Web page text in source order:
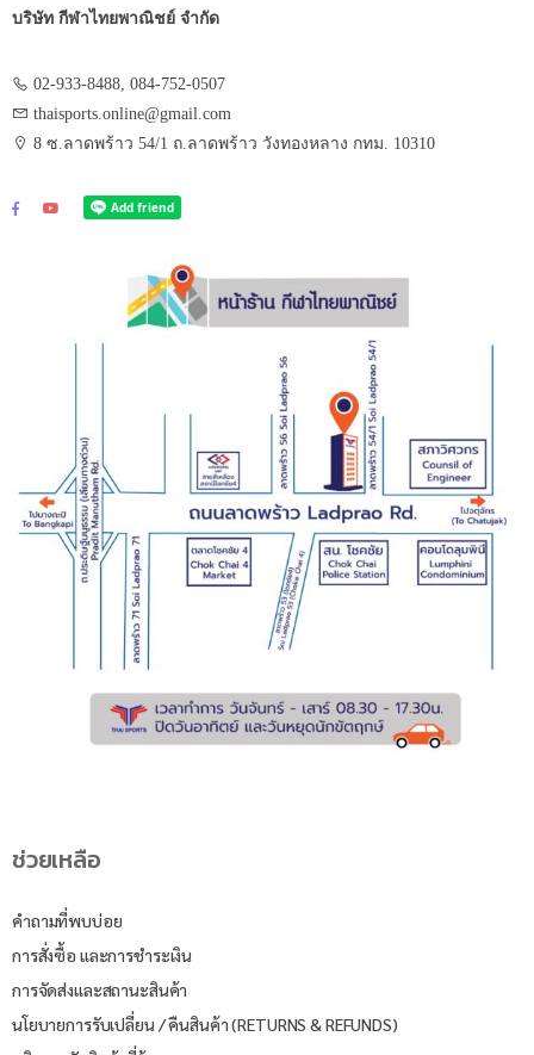
บริษัท กีฬาไทยพาณิชย์ จำกัด
02-933-8488, 084-752-0507
thaisports.online@gmail.com
8 ซ.ลาดพร้าว 54/1 ถ.ลาดพร้าว วังทองหลาง กทม. 10310
ช่วยเหลือ
คำถามที่พบบ่อย
การสั่งซื้อ และการชำระเงิน
การจัดส่งและสถานะสินค้า
นโยบายการรับเปลี่ยน / คืนสินค้า (RETURNS & REFUNDS)